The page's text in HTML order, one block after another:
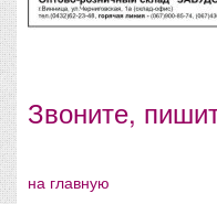
Звоните,
на главную